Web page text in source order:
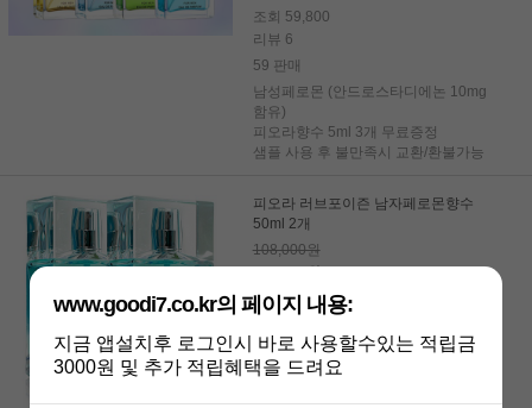
조회 59,800
리뷰 6
59 판매
남성페로몬 (안드로스타디에논 10mg
함유)
피오라향수 5ml 3개 무료증정
샘플 사용 후 불만족시 교환/환불가능
피오라 러브포이즌 남자페로몬향수
50ml 2개
108,000원
108,000원
7,000원 적립
리뷰 181
12,830 판매
www.goodi7.co.kr의 페이지 내용:
지금 앱설치후 로그인시 바로 사용할수있는 적립금
3000원 및 추가 적립혜택을 드려요